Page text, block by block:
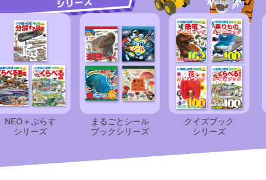
＋ぷらす
ーズ
まるごとシール
ブックシリーズ
クイズブック
シリーズ